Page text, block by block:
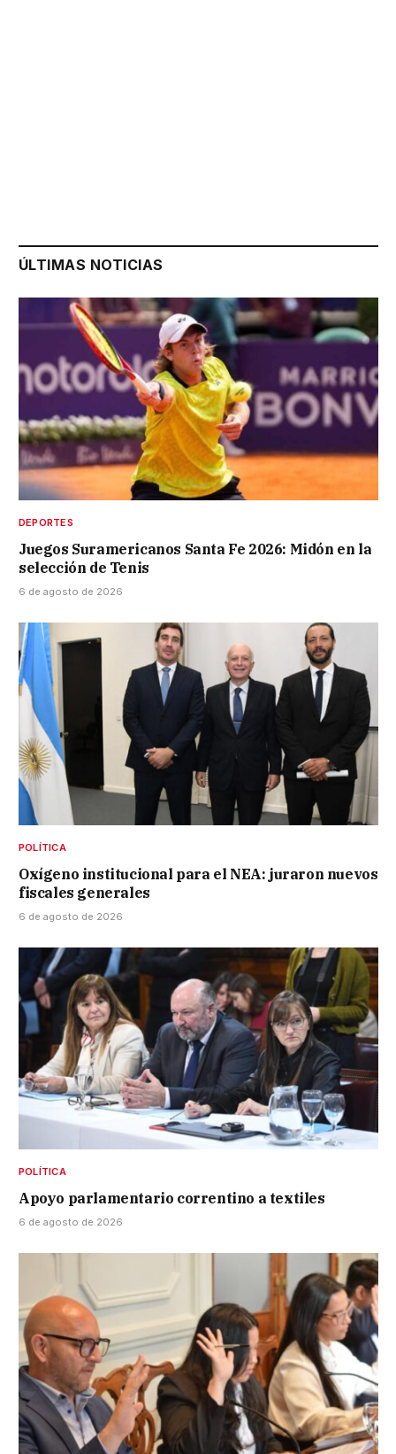
ÚLTIMAS NOTICIAS
DEPORTES
Juegos Suramericanos Santa Fe 2026: Midón en la
selección de Tenis
6 de agosto de 2026
POLÍTICA
Oxígeno institucional para el NEA: juraron nuevos
fiscales generales
6 de agosto de 2026
POLÍTICA
Apoyo parlamentario correntino a textiles
6 de agosto de 2026